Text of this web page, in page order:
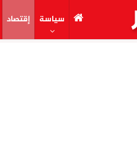
سياسة إقتصاد